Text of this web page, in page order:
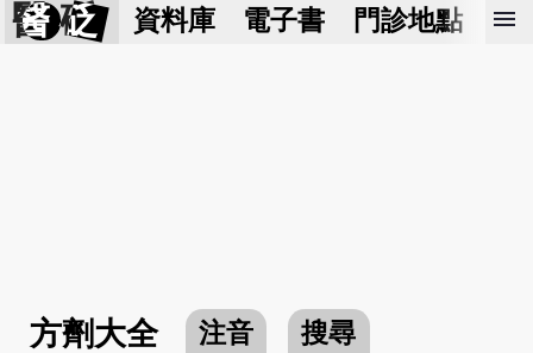
醫 砭 資料庫 電子書 門診地點 預
menu
方劑大全 注音 搜尋